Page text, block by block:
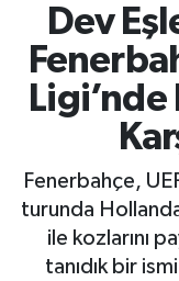
Dev
Ligi’nde
Fenerbahçe,
turunda
ile kozlarını
tanıdık bir